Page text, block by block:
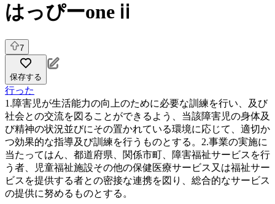
はっぴーoneⅱ
7
保存する
行った
1.障害児が生活能力の向上のために必要な訓練を行い、及び
社会との交流を図ることができるよう、当該障害児の身体及
び精神の状況並びにその置かれている環境に応じて、適切か
つ効果的な指導及び訓練を行うものとする。2.事業の実施に
当たってはん、都道府県、関係市町、障害福祉サービスを行
う者、児童福祉施設その他の保健医療サービス又は福祉サー
ビスを提供する者との密接な連携を図り、総合的なサービス
の提供に努めるものとする。